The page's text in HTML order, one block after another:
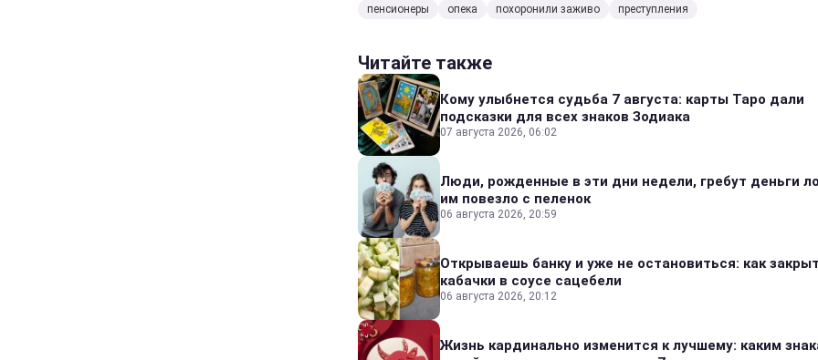
пенсионеры опека похоронили заживо преступления
Читайте также
Кому улыбнется судьба 7 августа: карты Таро дали
подсказки для всех знаков Зодиака
07 августа 2026, 06:02
Люди, рожденные в эти дни недели, гребут деньги
им повезло с пеленок
06 августа 2026, 20:59
Открываешь банку и уже не остановиться: как
кабачки в соусе сацебели
06 августа 2026, 20:12
Жизнь кардинально изменится к лучшему: каким